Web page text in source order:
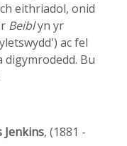
eithriadol, onid
Beiblyn yr
ac fel
digymrodedd. Bu
Jenkins, (1881 -